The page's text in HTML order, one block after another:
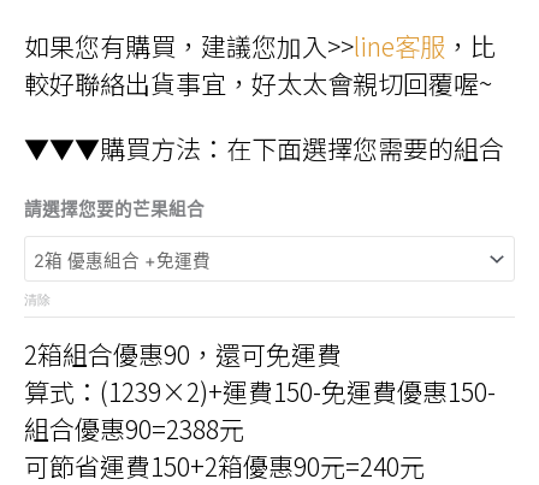
如果您有購買，建議您加入>>line客服 ，比
較好聯絡出貨事宜，好太太會親切回覆喔~
▼▼▼購買方法：在下面選擇您需要的組合
請選擇您要的芒果組合
清除
2箱組合優惠90，還可免運費
算式：(1239×2)+運費150-免運費優惠150-
組合優惠90=2388元
可節省運費150+2箱優惠90元=240元